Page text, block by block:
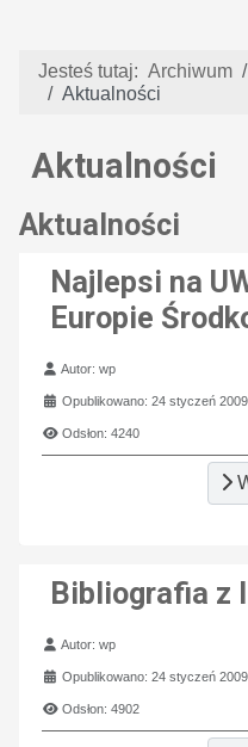
Jesteś tutaj: Archiwum
Aktualności
Aktualności
Aktualności
Najlepsi na
Europie
Szczegóły
Autor:wp
Opublikowano: 24 styczeń 2009
Odsłon: 4240
Bibliografia z
Szczegóły
Autor:wp
Opublikowano: 24 styczeń 2009
Odsłon: 4902